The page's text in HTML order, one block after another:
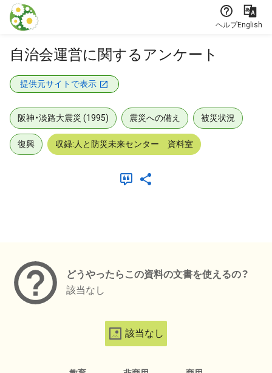
本文に飛ぶ
ヘルプEnglish
自治会運営に関するアンケート
提供元サイトで表示
阪神・淡路大震災 (1995) 震災への備え 被災状況
復興 収録:人と防災未来センター 資料室
どうやったらこの資料の文書を使えるの？
該当なし
該当なし